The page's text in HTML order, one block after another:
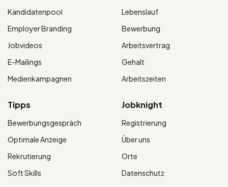
Kandidatenpool
Employer Branding
Jobvideos
E-Mailings
Medienkampagnen
Lebenslauf
Bewerbung
Arbeitsvertrag
Gehalt
Arbeitszeiten
Tipps
Bewerbungsgespräch
Optimale Anzeige
Rekrutierung
Soft Skills
Jobknight
Registrierung
Über uns
Orte
Datenschutz